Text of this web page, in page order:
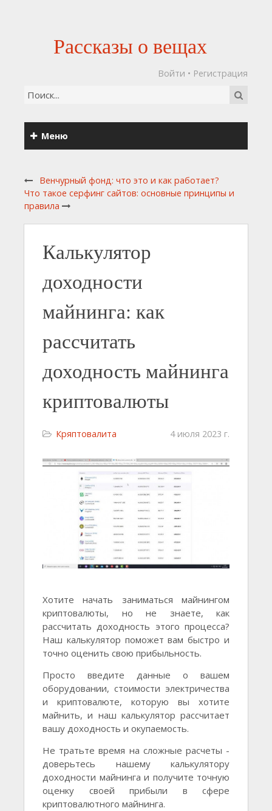
Рассказы о вещах
Войти • Регистрация
Меню
Венчурный фонд: что это и как работает?
Что такое серфинг сайтов: основные принципы и
правила
Калькулятор
доходности
майнинга: как
рассчитать
доходность майнинга
криптовалюты
Кряптовалита 4 июля 2023 г.
Хотите начать заниматься майнингом
криптовалюты, но не знаете, как
рассчитать доходность этого процесса?
Наш калькулятор поможет вам быстро и
точно оценить свою прибыльность.
Просто введите данные о вашем
оборудовании, стоимости электричества
и криптовалюте, которую вы хотите
майнить, и наш калькулятор рассчитает
вашу доходность и окупаемость.
Не тратьте время на сложные расчеты -
доверьтесь нашему калькулятору
доходности майнинга и получите точную
оценку своей прибыли в сфере
криптовалютного майнинга.